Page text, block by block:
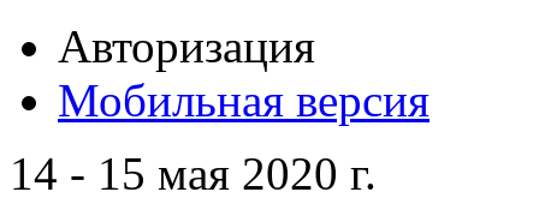
Авторизация
Мобильная версия
14 - 15 мая 2020 г.